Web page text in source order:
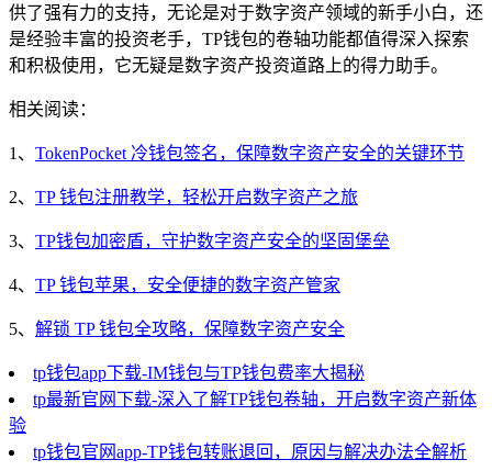
供了强有力的支持，无论是对于数字资产领域的新手小白，还
是经验丰富的投资老手，TP钱包的卷轴功能都值得深入探索
和积极使用，它无疑是数字资产投资道路上的得力助手。
相关阅读：
1、 TokenPocket 冷钱包签名，保障数字资产安全的关键环节
2、 TP 钱包注册教学，轻松开启数字资产之旅
3、 TP钱包加密盾，守护数字资产安全的坚固堡垒
4、 TP 钱包苹果，安全便捷的数字资产管家
5、 解锁 TP 钱包全攻略，保障数字资产安全
tp钱包app下载-IM钱包与TP钱包费率大揭秘
tp最新官网下载-深入了解TP钱包卷轴，开启数字资产新体
验
tp钱包官网app-TP钱包转账退回，原因与解决办法全解析